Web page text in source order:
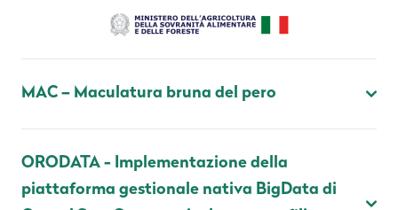
MAC – Maculatura bruna del pero
ORODATA - Implementazione della
piattaforma gestionale nativa BigData di